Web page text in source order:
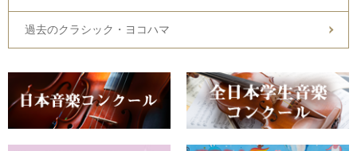
過去のクラシック・ヨコハマ